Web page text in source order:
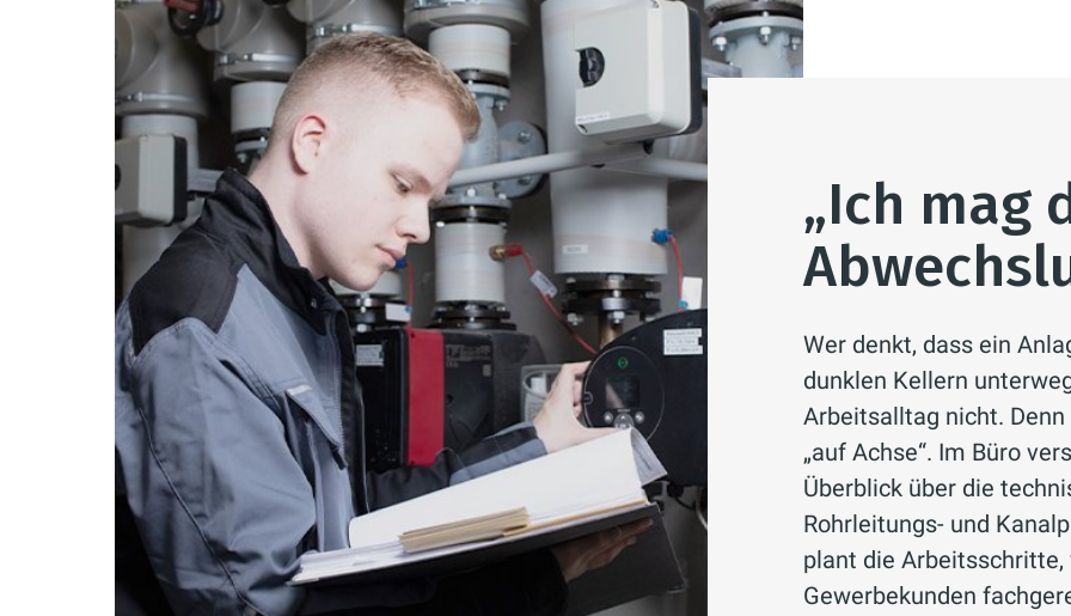
„Ich mag
Wer denkt, dass ein
dunklen Kellern
Arbeitsalltag nicht.
„auf Achse“. Im Büro
Überblick über die
Rohrleitungs- und
plant die
Gewerbekunden